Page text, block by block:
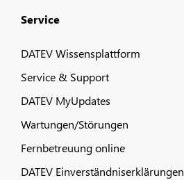
Service
DATEV Wissensplattform
Service & Support
DATEV MyUpdates
Wartungen/Störungen
Fernbetreuung online
DATEV Einverständniserklärungen